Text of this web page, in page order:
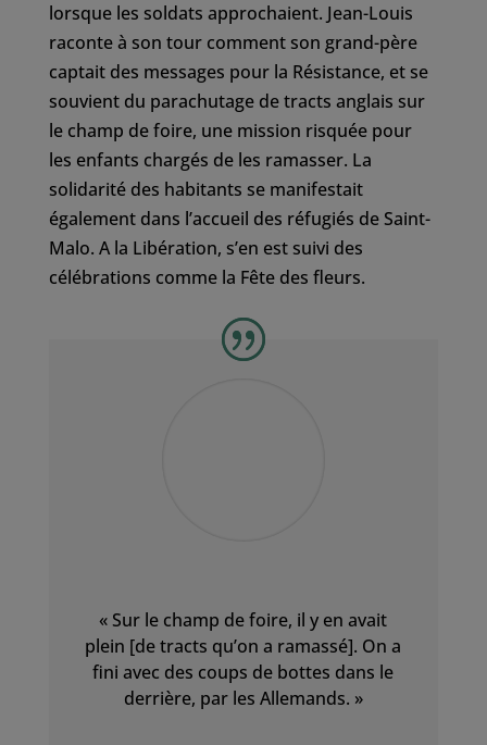
lorsque les soldats approchaient. Jean-Louis
raconte à son tour comment son grand-père
captait des messages pour la Résistance, et se
souvient du parachutage de tracts anglais sur
le champ de foire, une mission risquée pour
les enfants chargés de les ramasser. La
solidarité des habitants se manifestait
également dans l’accueil des réfugiés de Saint-
Malo. A la Libération, s’en est suivi des
célébrations comme la Fête des fleurs.
« Sur le champ de foire, il y en avait
plein [de tracts qu’on a ramassé]. On a
fini avec des coups de bottes dans le
derrière, par les Allemands. »